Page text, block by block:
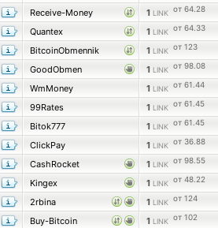
Receive-Money
1 LINK от 64.28
Quantex
1 LINK от 64.33
BitcoinObmennik
1 LINK от 123
GoodObmen
1 LINK от 98.08
WmMoney
1 LINK от 61.44
99Rates
1 LINK от 61.45
Bitok777
1 LINK от 61.45
ClickPay
1 LINK от 36.88
CashRocket
1 LINK от 98.55
Kingex
1 LINK от 48.22
2rbina
1 LINK от 124
Buy-Bitcoin
1 LINK от 102